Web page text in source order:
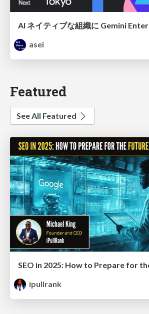
asei
Featured
See All Featured
ipullrank